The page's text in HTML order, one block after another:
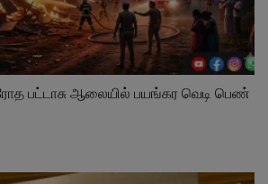
பட்டாசு ஆலையில் பயங்கர வெடி பெண்